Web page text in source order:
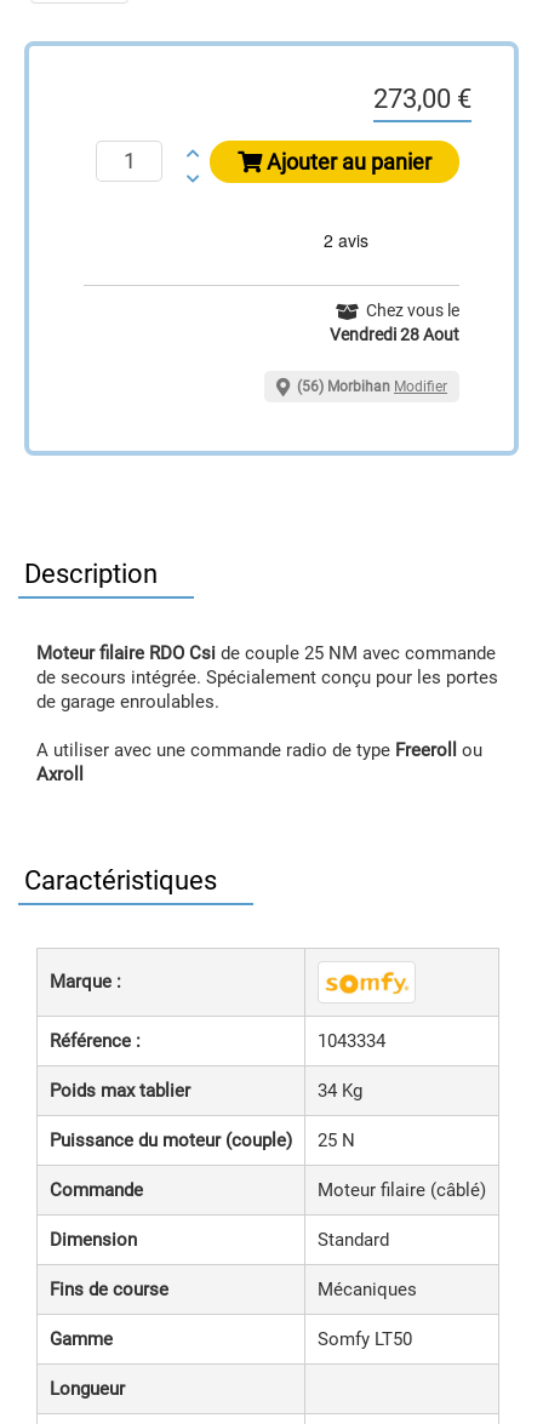
273,00 €
Ajouter au panier
Chez vous le
Vendredi 28 Aout
(56) Morbihan Modifier
Description
Moteur filaire RDO Csi de couple 25 NM avec commande
de secours intégrée. Spécialement conçu pour les portes
de garage enroulables.
A utiliser avec une commande radio de type Freeroll
ou
Axroll
Caractéristiques
Marque :
Référence : 1043334
Poids max tablier 34 Kg
Puissance du moteur (couple) 25 N
Commande Moteur filaire (câblé)
Dimension Standard
Fins de course Mécaniques
Gamme Somfy LT50
Longueur